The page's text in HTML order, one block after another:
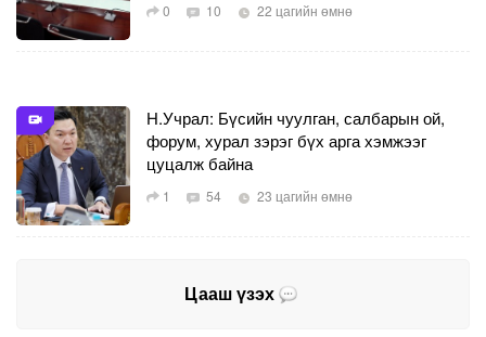
0 10 22 цагийн өмнө
Н.Учрал: Бүсийн чуулган, салбарын ой,
форум, хурал зэрэг бүх арга хэмжээг
цуцалж байна
1 54 23 цагийн өмнө
Цааш үзэх